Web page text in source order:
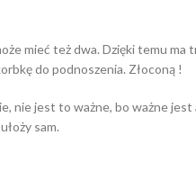
mieć też dwa. Dzięki temu ma
do podnoszenia. Złoconą !
nie jest to ważne, bo ważne jest
sam.